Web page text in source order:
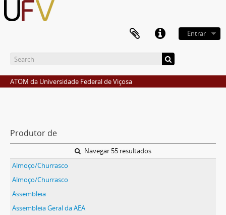
Entrar
ATOM da Universidade Federal de Viçosa
Produtor de
Navegar 55 resultados
Almoço/Churrasco
Almoço/Churrasco
Assembleia
Assembleia Geral da AEA